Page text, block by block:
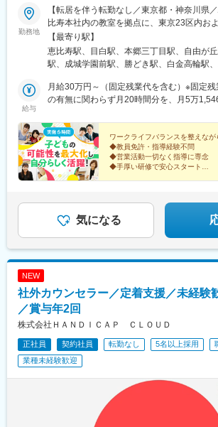
勤務地
【転居を伴う転勤なし／東京都・神奈川県
比寿本社内の教室を拠点に、東京23区内お
携各校で勤務いただきます。【本社】東京
三木ビル2F（JR恵比寿駅東口より徒歩3分
区内、または神奈川県内の各教室※勤務校舎
【最寄り駅】
恵比寿駅、目白駅、本郷三丁目駅、自由が
駅、成城学園前駅、勝どき駅、白金高輪駅
京都)、奥沢駅、井の頭公園駅、泉岳寺駅、
桜台駅(東京都)、下神明駅、水道橋駅、九品
給与
月給30万円～（固定残業代を含む）※固定
の有無に関わらず月20時間分を、月5万
ワークライフバランスを整えなが
◆教員免許・指導経験不問
◆営業活動一切なく指導に専念
◆手厚い研修で安心スタート
◆月給30万円～
気になる
NEW
社外カウンセラー／定着支援／未経験
／賞与年2回
株式会社ＨＡＮＤＩＣＡＰ ＣＬＯＵＤ
正社員 契約社員 転勤なし 5名以上採用
業種未経験歓迎